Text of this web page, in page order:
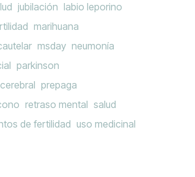
jubilación labio leporino
marihuana
msday neumonía
parkinson
prepaga
retraso mental salud
de fertilidad uso medicinal